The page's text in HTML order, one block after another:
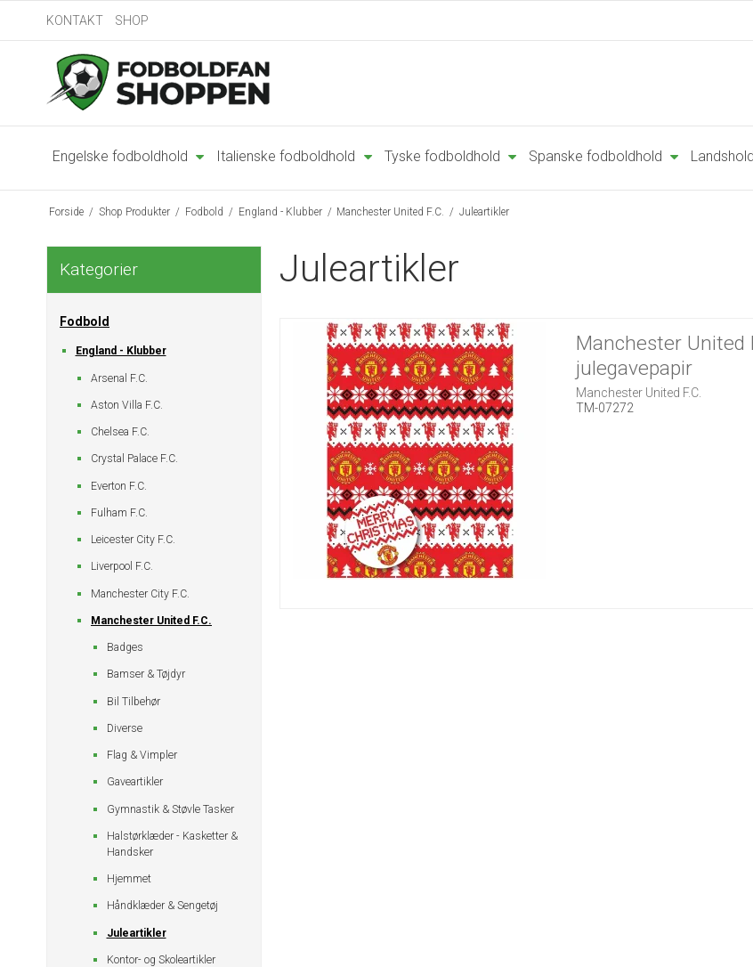
KONTAKT SHOP
Engelske fodboldhold Italienske fodboldhold Tyske fodboldhold Spanske fodboldhold Landshold
Forside / Shop Produkter / Fodbold / England - Klubber / Manchester United F.C. / Juleartikler
Kategorier
Fodbold
England - Klubber
Arsenal F.C.
Aston Villa F.C.
Chelsea F.C.
Crystal Palace F.C.
Everton F.C.
Fulham F.C.
Leicester City F.C.
Liverpool F.C.
Manchester City F.C.
Manchester United F.C.
Badges
Bamser & Tøjdyr
Bil Tilbehør
Diverse
Flag & Vimpler
Gaveartikler
Gymnastik & Støvle Tasker
Halstørklæder - Kasketter &
Handsker
Hjemmet
Håndklæder & Sengetøj
Juleartikler
Kontor- og Skoleartikler
Juleartikler
Manchester United
julegavepapir
Manchester United F.C.
TM-07272